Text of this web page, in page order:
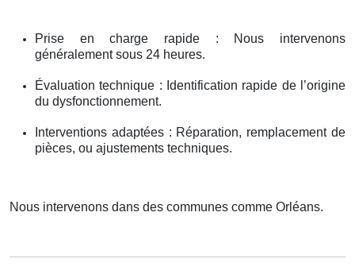
Prise en charge rapide : Nous intervenons
généralement sous 24 heures.
Évaluation technique : Identification rapide de l’origine
du dysfonctionnement.
Interventions adaptées : Réparation, remplacement de
pièces, ou ajustements techniques.
Nous intervenons dans des communes comme Orléans.